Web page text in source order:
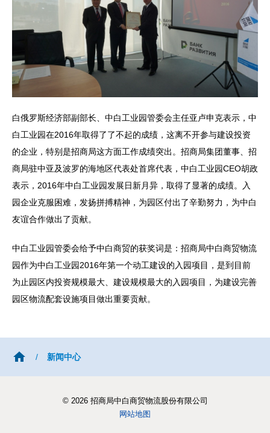
白俄罗斯经济部副部长、中白工业园管委会主任亚卢申克表示，中
白工业园在2016年取得了了不起的成绩，这离不开参与建设投资
的企业，特别是招商局这方面工作成绩突出。招商局集团董事、招
商局驻中亚及波罗的海地区代表处首席代表，中白工业园CEO胡政
表示，2016年中白工业园发展日新月异，取得了显著的成绩。入
园企业克服困难，发扬拼搏精神，为园区付出了辛勤努力，为中白
友谊合作做出了贡献。
中白工业园管委会给予中白商贸的获奖词是：招商局中白商贸物流
园作为中白工业园2016年第一个动工建设的入园项目，是到目前
为止园区内投资规模最大、建设规模最大的入园项目，为建设完善
园区物流配套设施项目做出重要贡献。
/ 新闻中心
© 2026 招商局中白商贸物流股份有限公司
网站地图